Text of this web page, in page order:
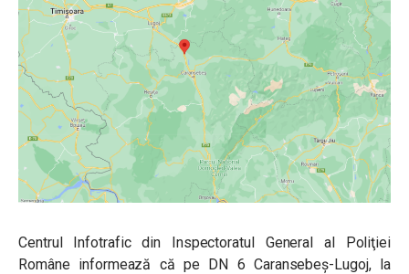
Centrul Infotrafic din Inspectoratul General al Poliţiei
Române informează că pe DN 6 Caransebeș-Lugoj, la